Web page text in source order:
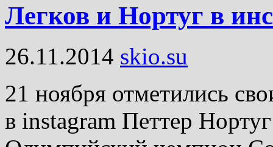
Легков и Нортуг в
26.11.2014 skio.su
21 ноября отметились
в instagram Петтер